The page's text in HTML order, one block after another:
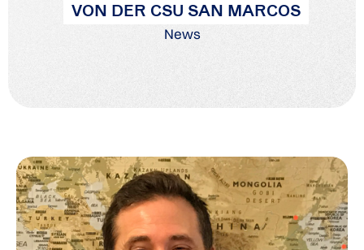
VON DER CSU SAN MARCOS
News